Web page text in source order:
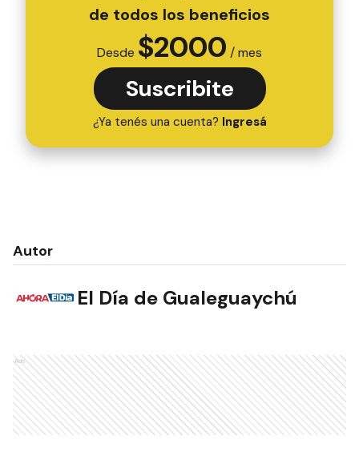
de todos los beneficios
Desde $2000 / mes
Suscribite
¿Ya tenés una cuenta? Ingresá
Autor
El Día de Gualeguaychú
Ads